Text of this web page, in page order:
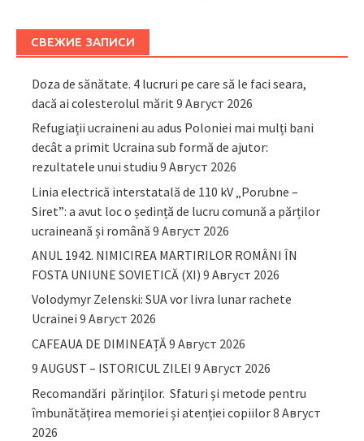
СВЕЖИЕ ЗАПИСИ
Doza de sănătate. 4 lucruri pe care să le faci seara,
dacă ai colesterolul mărit 9 Август 2026
Refugiații ucraineni au adus Poloniei mai mulți bani
decât a primit Ucraina sub formă de ajutor:
rezultatele unui studiu 9 Август 2026
Linia electrică interstatală de 110 kV „Porubne –
Siret”: a avut loc o ședință de lucru comună a părților
ucraineană și română 9 Август 2026
ANUL 1942. NIMICIREA MARTIRILOR ROMÂNI ÎN
FOSTA UNIUNE SOVIETICĂ (XI) 9 Август 2026
Volodymyr Zelenski: SUA vor livra lunar rachete
Ucrainei 9 Август 2026
CAFEAUA DE DIMINEAȚĂ9 Август 2026
9 AUGUST – ISTORICUL ZILEI 9 Август 2026
Recomandări părinţilor. Sfaturi și metode pentru
îmbunătățirea memoriei și atenției copiilor8 Август
2026